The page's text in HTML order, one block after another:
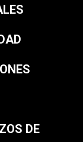
DE